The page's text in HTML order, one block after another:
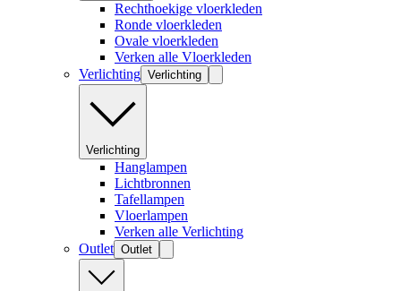
Rechthoekige vloerkleden
Ronde vloerkleden
Ovale vloerkleden
Verken alle Vloerkleden
Verlichting Verlichting
Verlichting
Hanglampen
Lichtbronnen
Tafellampen
Vloerlampen
Verken alle Verlichting
Outlet Outlet